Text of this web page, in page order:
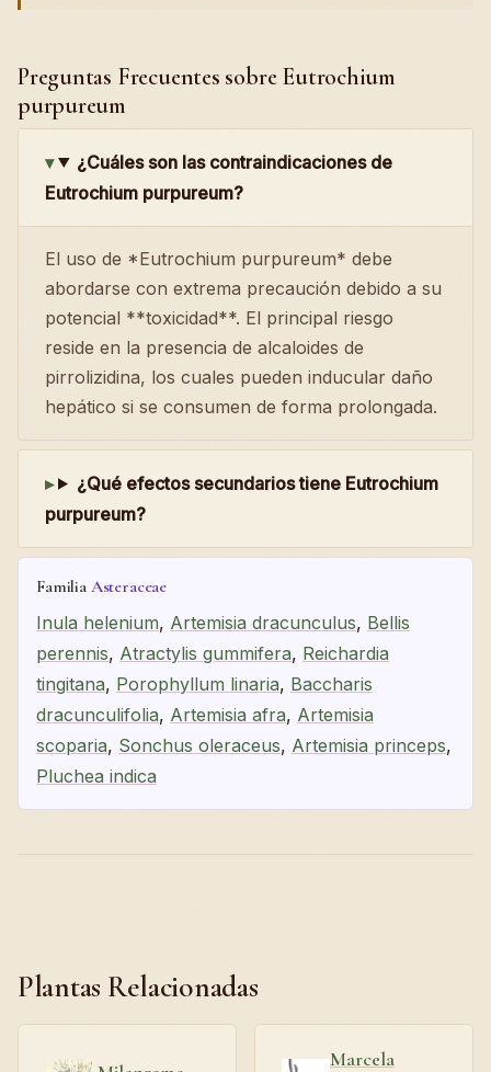
Preguntas Frecuentes sobre Eutrochium
purpureum
¿Cuáles son las contraindicaciones de
Eutrochium purpureum?
El uso de *Eutrochium purpureum* debe
abordarse con extrema precaución debido a su
potencial **toxicidad**. El principal riesgo
reside en la presencia de alcaloides de
pirrolizidina, los cuales pueden inducular daño
hepático si se consumen de forma prolongada.
¿Qué efectos secundarios tiene Eutrochium
purpureum?
Familia Asteraceae
Inula helenium, Artemisia dracunculus, Bellis
perennis, Atractylis gummifera, Reichardia
tingitana, Porophyllum linaria, Baccharis
dracunculifolia, Artemisia afra, Artemisia
scoparia, Sonchus oleraceus, Artemisia princeps,
Pluchea indica
Plantas Relacionadas
Marcela